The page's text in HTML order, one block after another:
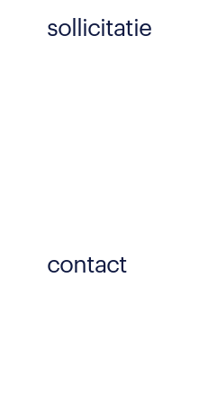
sollicitatie
contact